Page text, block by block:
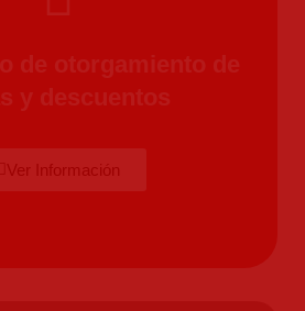
Ver Información